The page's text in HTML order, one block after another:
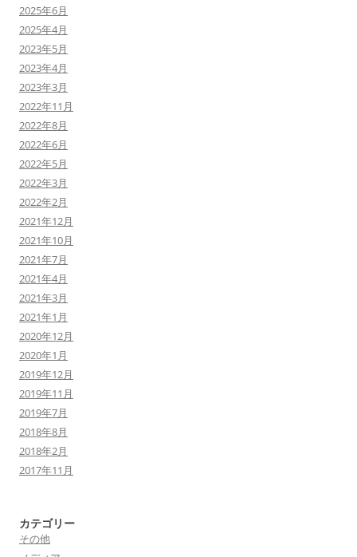
2025年6月
2025年4月
2023年5月
2023年4月
2023年3月
2022年11月
2022年8月
2022年6月
2022年5月
2022年3月
2022年2月
2021年12月
2021年10月
2021年7月
2021年4月
2021年3月
2021年1月
2020年12月
2020年1月
2019年12月
2019年11月
2019年7月
2018年8月
2018年2月
2017年11月
カテゴリー
その他